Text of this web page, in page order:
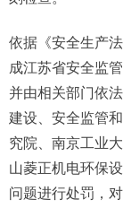
依据《安全生产
成江苏省安全监
并由相关部门依
建设、安全监管
究院、南京工业
山菱正机电环保
问题进行处罚，